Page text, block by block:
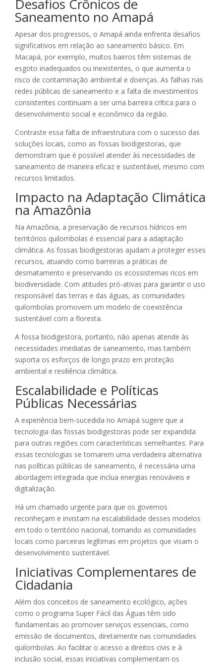
Desafios Crônicos de
Saneamento no Amapá
Apesar dos progressos, o Amapá ainda enfrenta desafios
significativos em relação ao saneamento básico. Em
Macapá, por exemplo, muitos bairros têm sistemas de
esgoto inadequados ou inexistentes, o que aumenta o
risco de contaminação ambiental e doenças. As falhas nas
redes públicas de saneamento e a falta de investimentos
consistentes continuam a ser uma barreira crítica para o
desenvolvimento social e econômico da região.
Contraste essa falta de infraestrutura com o sucesso das
soluções locais, como as fossas biodigestoras, que
demonstram que é possível atender às necessidades de
saneamento de maneira eficaz e sustentável, mesmo com
recursos limitados.
Impacto na Adaptação Climática
na Amazônia
Na Amazônia, a preservação de recursos hídricos em
territórios quilombolas é essencial para a adaptação
climática. As fossas biodigestoras ajudam a proteger esses
recursos, atuando como barreiras a práticas de
desmatamento e preservando os ecossistemas ricos em
biodiversidade. Com atitudes pró-ativas para garantir o uso
responsável das terras e das águas, as comunidades
quilombolas promovem um modelo de coexistência
sustentável com a floresta.
A fossa biodigestora, portanto, não apenas atende às
necessidades imediatas de saneamento, mas também
suporta os esforços de longo prazo em proteção
ambiental e resiliência climática.
Escalabilidade e Políticas
Públicas Necessárias
A experiência bem-sucedida no Amapá sugere que a
tecnologia das fossas biodigestoras pode ser expandida
para outras regiões com características semelhantes. Para
essas tecnologias se tornarem uma verdadeira alternativa
nas políticas públicas de saneamento, é necessária uma
abordagem integrada que inclua energias renováveis e
digitalização.
Há um chamado urgente para que os governos
reconheçam e invistam na escalabilidade desses modelos
em todo o território nacional, tomando as comunidades
locais como parceiras legítimas em projetos que visam o
desenvolvimento sustentável.
Iniciativas Complementares de
Cidadania
Além dos conceitos de saneamento ecológico, ações
como o programa Super Fácil das Águas têm sido
fundamentais ao promover serviços essenciais, como
emissão de documentos, diretamente nas comunidades
quilombolas. Ao facilitar o acesso a direitos civis e à
inclusão social, essas iniciativas complementam os